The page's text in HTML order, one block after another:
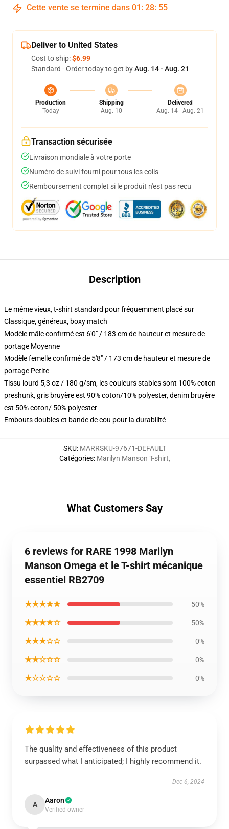
Cette vente se termine dans 01 : 28: 54
Deliver to United States
Cost to ship:$6.99
Standard - Order today to get byAug. 14 - Aug. 21
Production
Today
Shipping
Aug. 10
Delivered
Aug. 14 - Aug. 21
Transaction sécurisée
Livraison mondiale à votre porte
Numéro de suivi fourni pour tous les colis
Remboursement complet si le produit n'est pas reçu
Description
Le même vieux, t-shirt standard pour fréquemment placé sur
Classique, généreux, boxy match
Modèle mâle confirmé est 6'0" / 183 cm de hauteur et mesure de
portage Moyenne
Modèle femelle confirmé de 5'8" / 173 cm de hauteur et mesure de
portage Petite
Tissu lourd 5,3 oz / 180 g/sm, les couleurs stables sont 100% coton
preshunk, gris bruyère est 90% coton/10% polyester, denim bruyère
est 50% coton/ 50% polyester
Embouts doubles et bande de cou pour la durabilité
SKU: MARRSKU-97671-DEFAULT
Catégories: Marilyn Manson T-shirt,
What Customers Say
6 reviews for RARE 1998 Marilyn
Manson Omega et le T-shirt mécanique
essentiel RB2709
★★★★★ 50%
★★★★☆ 50%
★★★☆☆ 0%
★★☆☆☆ 0%
★☆☆☆☆ 0%
The quality and effectiveness of this product
surpassed what I anticipated; I highly recommend it.
Dec 6, 2024
A Aaron
Verified owner